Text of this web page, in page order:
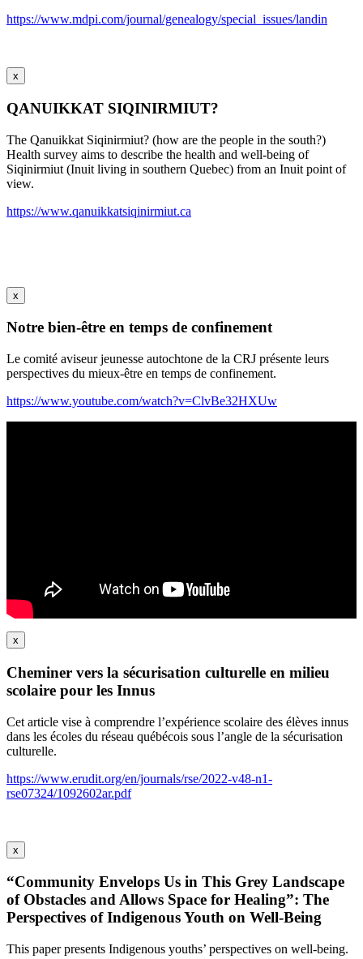
https://www.mdpi.com/journal/genealogy/special_issues/landin
x
QANUIKKAT SIQINIRMIUT?
The Qanuikkat Siqinirmiut? (how are the people in the south?)
Health survey aims to describe the health and well-being of
Siqinirmiut (Inuit living in southern Quebec) from an Inuit point of
view.
https://www.qanuikkatsiqinirmiut.ca
x
Notre bien-être en temps de confinement
Le comité aviseur jeunesse autochtone de la CRJ présente leurs
perspectives du mieux-être en temps de confinement.
https://www.youtube.com/watch?v=ClvBe32HXUw
x
Cheminer vers la sécurisation culturelle en milieu
scolaire pour les Innus
Cet article vise à comprendre l’expérience scolaire des élèves innus
dans les écoles du réseau québécois sous l’angle de la sécurisation
culturelle.
https://www.erudit.org/en/journals/rse/2022-v48-n1-
rse07324/1092602ar.pdf
x
“Community Envelops Us in This Grey Landscape
of Obstacles and Allows Space for Healing”: The
Perspectives of Indigenous Youth on Well-Being
This paper presents Indigenous youths’ perspectives on well-being.